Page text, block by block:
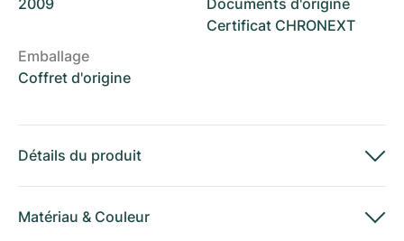
2009
Documents d'origine
Certificat CHRONEXT
Emballage
Coffret d'origine
Détails du produit
Matériau & Couleur